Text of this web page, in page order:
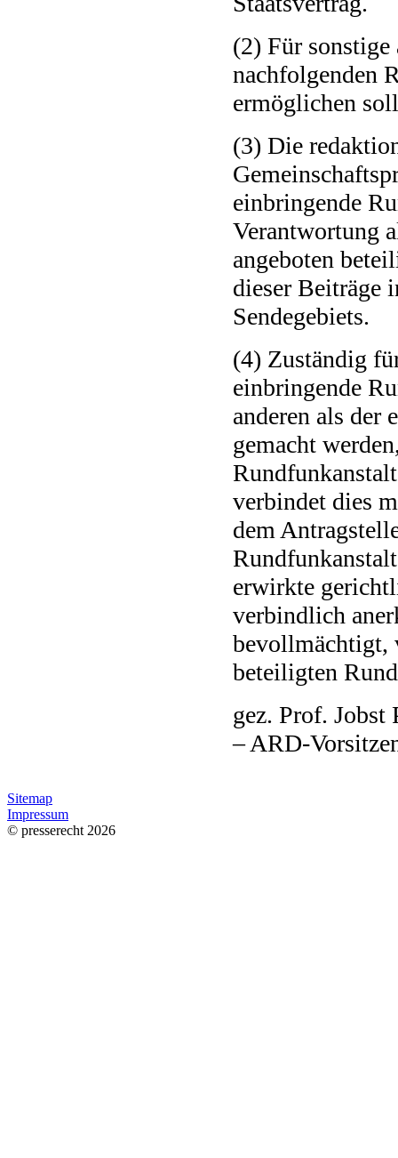
(2) Für sonstige
nachfolgenden
ermöglichen
(3) Die
einbringende
Verantwortung
angeboten
dieser Beiträge
Sendegebiets.
(4) Zuständig
einbringende
anderen als der
gemacht
verbindet dies
dem
erwirkte
verbindlich
bevollmächtigt,
beteiligten
gez. Prof. Jobst
– ARD-
Sitemap
Impressum
© presserecht 2026